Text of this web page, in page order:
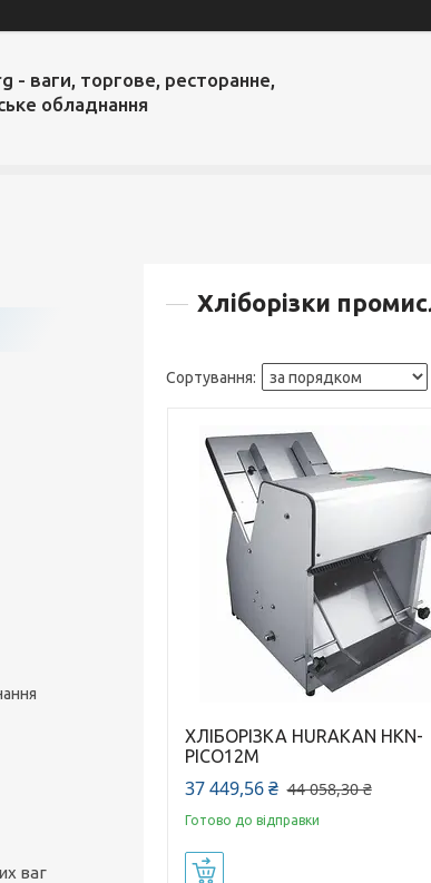
- ваги, торгове, ресторанне,
обладнання
Хліборізки
ХЛІБОРІЗКА HURAKAN HKN-
PICO12M
37 449,56 ₴ 44 058,30 ₴
Готово до відправки
ваг